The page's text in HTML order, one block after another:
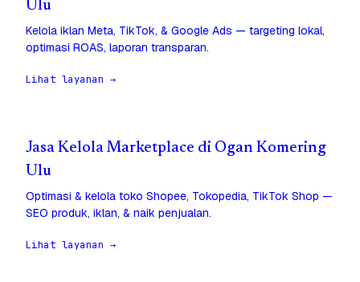
Ulu
Kelola iklan Meta, TikTok, & Google Ads — targeting lokal,
optimasi ROAS, laporan transparan.
Lihat layanan →
Jasa Kelola Marketplace di Ogan Komering
Ulu
Optimasi & kelola toko Shopee, Tokopedia, TikTok Shop —
SEO produk, iklan, & naik penjualan.
Lihat layanan →